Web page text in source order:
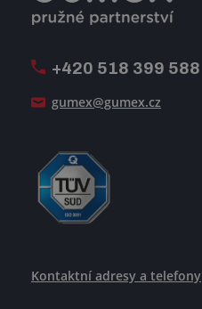
+420 518 399 588
gumex@gumex.cz
Kontaktní adresy a telefony
Firemní časopis Géčko